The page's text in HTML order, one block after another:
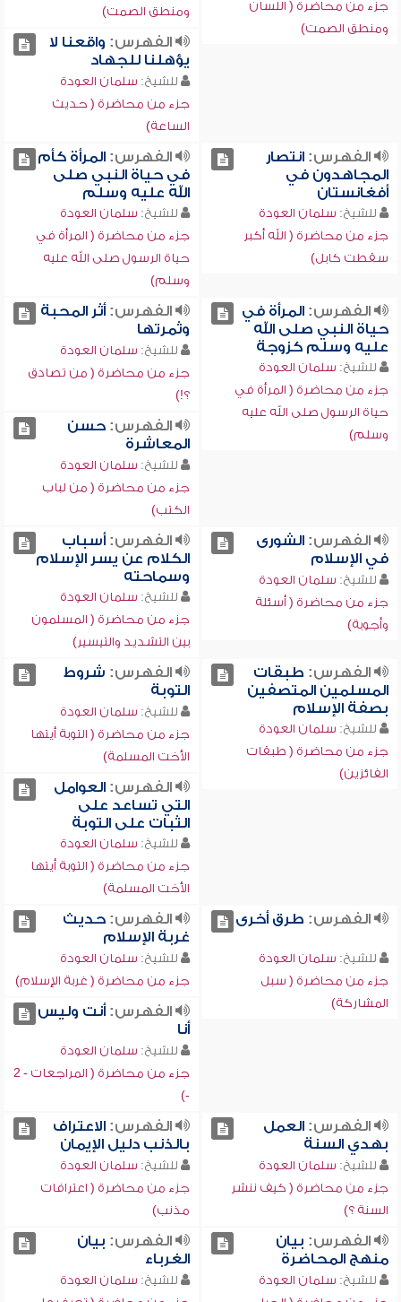
جزء من محاضرة ( اللسان
ومنطق الصمت)
ومنطق الصمت)
الفهرس: واقعنا لا
يؤهلنا للجهاد
للشيخ: سلمان العودة
جزء من محاضرة ( حديث
الساعة)
الفهرس:انتصار
المجاهدون في
أفغانستان
للشيخ: سلمان العودة
جزء من محاضرة ( الله أكبر
سقطت كابل)
الفهرس:المرأة كأم
في حياة النبي صلى
الله عليه وسلم
للشيخ: سلمان العودة
جزء من محاضرة ( المرأة في
حياة الرسول صلى الله عليه
وسلم)
الفهرس:المرأة في
حياة النبي صلى الله
عليه وسلم كزوجة
للشيخ: سلمان العودة
جزء من محاضرة ( المرأة في
حياة الرسول صلى الله عليه
وسلم)
الفهرس:أثر المحبة
وثمرتها
للشيخ: سلمان العودة
جزء من محاضرة ( من تصادق
؟!)
الفهرس:حسن
المعاشرة
للشيخ: سلمان العودة
جزء من محاضرة ( من لباب
الكتب)
الفهرس:الشورى
في الإسلام
للشيخ: سلمان العودة
جزء من محاضرة ( أسئلة
وأجوبة)
الفهرس:أسباب
الكلام عن يسر الإسلام
وسماحته
للشيخ: سلمان العودة
جزء من محاضرة ( المسلمون
بين التشديد والتيسير)
الفهرس: طبقات
المسلمين المتصفين
بصفة الإسلام
للشيخ: سلمان العودة
جزء من محاضرة ( طبقات
الفائزين)
الفهرس: شروط
التوبة
للشيخ: سلمان العودة
جزء من محاضرة ( التوبة أيتها
الأخت المسلمة)
الفهرس:العوامل
التي تساعد على
الثبات على التوبة
للشيخ: سلمان العودة
جزء من محاضرة ( التوبة أيتها
الأخت المسلمة)
الفهرس: طرق أخرى
للشيخ: سلمان العودة
جزء من محاضرة ( سبل
المشاركة)
الفهرس:حديث
غربة الإسلام
للشيخ: سلمان العودة
جزء من محاضرة ( غربة الإسلام)
الفهرس:أنت وليس
أنا
للشيخ: سلمان العودة
جزء من محاضرة ( المراجعات - 2
-)
الفهرس:العمل
بهدي السنة
للشيخ: سلمان العودة
جزء من محاضرة ( كيف ننشر
السنة ؟)
الفهرس:الاعتراف
بالذنب دليل الإيمان
للشيخ: سلمان العودة
جزء من محاضرة ( اعترافات
مذنب)
الفهرس: بيان
منهج المحاضرة
للشيخ: سلمان العودة
الفهرس: بيان
الغرباء
للشيخ: سلمان العودة